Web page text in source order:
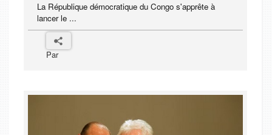
La République démocratique du Congo s'apprête à
lancer le ...
Par